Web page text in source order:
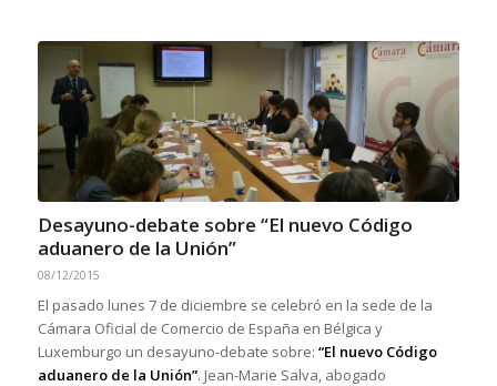
Desayuno-debate sobre “El nuevo Código
aduanero de la Unión”
08/12/2015
El pasado lunes 7 de diciembre se celebró en la sede de la
Cámara Oficial de Comercio de España en Bélgica y
Luxemburgo un desayuno-debate sobre: “El nuevo Código
aduanero de la Unión”. Jean-Marie Salva, abogado